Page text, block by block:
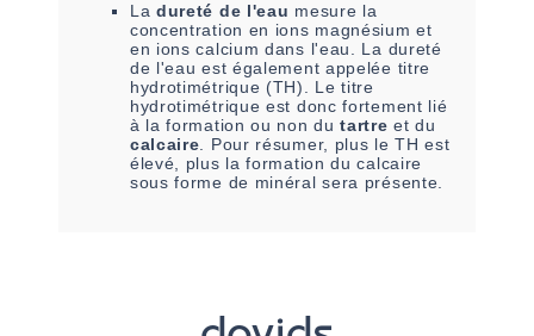
La dureté de l'eau mesure la
concentration en ions magnésium et
en ions calcium dans l'eau. La dureté
de l'eau est également appelée titre
hydrotimétrique (TH). Le titre
hydrotimétrique est donc fortement lié
à la formation ou non dutartre et du
calcaire . Pour résumer, plus le TH est
élevé, plus la formation du calcaire
sous forme de minéral sera présente.